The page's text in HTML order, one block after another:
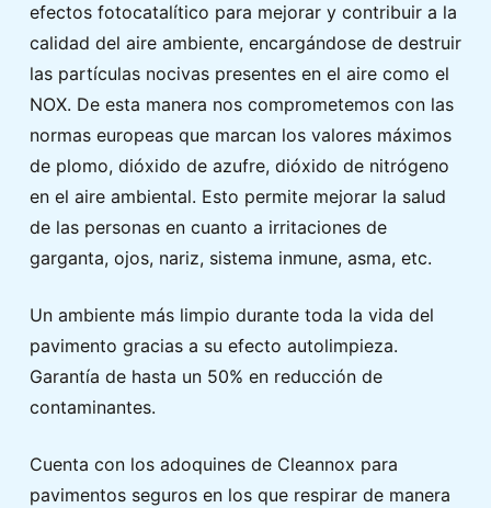
efectos fotocatalítico para mejorar y contribuir a la
calidad del aire ambiente, encargándose de destruir
las partículas nocivas presentes en el aire como el
NOX. De esta manera nos comprometemos con las
normas europeas que marcan los valores máximos
de plomo, dióxido de azufre, dióxido de nitrógeno
en el aire ambiental. Esto permite mejorar la salud
de las personas en cuanto a irritaciones de
garganta, ojos, nariz, sistema inmune, asma, etc.
Un ambiente más limpio durante toda la vida del
pavimento gracias a su efecto autolimpieza.
Garantía de hasta un 50% en reducción de
contaminantes.
Cuenta con los adoquines de Cleannox para
pavimentos seguros en los que respirar de manera